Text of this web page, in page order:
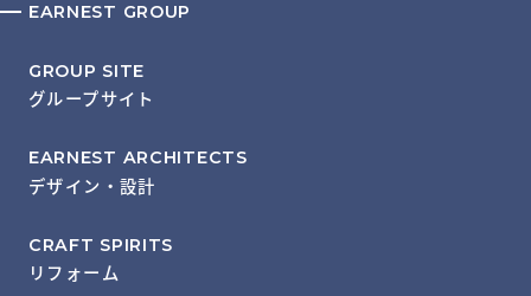
EARNEST GROUP
GROUP SITE
グループサイト
EARNEST ARCHITECTS
デザイン・設計
CRAFT SPIRITS
リフォーム